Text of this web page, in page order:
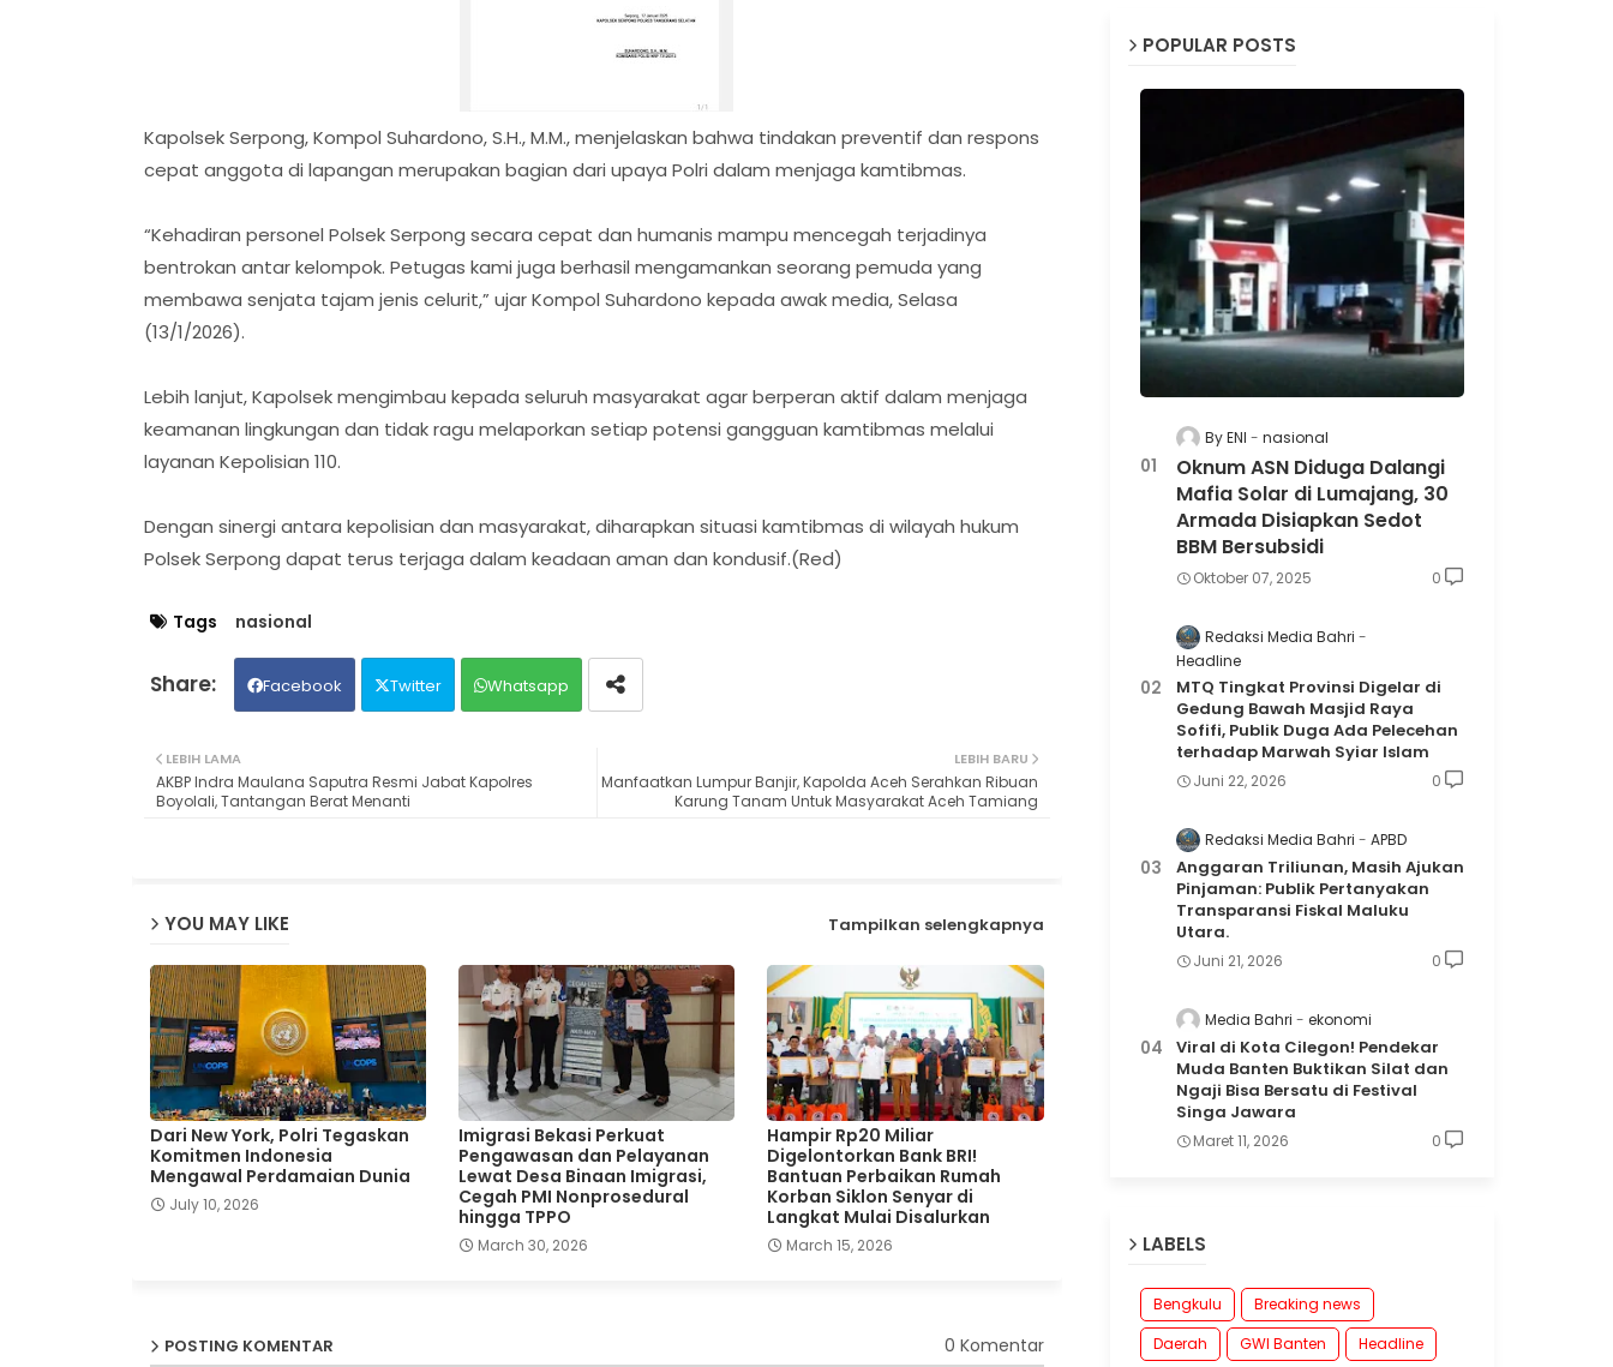
Kapolsek Serpong, Kompol Suhardono, S.H., M.M., menjelaskan bahwa tindakan preventif dan respons
cepat anggota di lapangan merupakan bagian dari upaya Polri dalam menjaga kamtibmas.
“Kehadiran personel Polsek Serpong secara cepat dan humanis mampu mencegah terjadinya
bentrokan antar kelompok. Petugas kami juga berhasil mengamankan seorang pemuda yang
membawa senjata tajam jenis celurit,” ujar Kompol Suhardono kepada awak media, Selasa
(13/1/2026).
Lebih lanjut, Kapolsek mengimbau kepada seluruh masyarakat agar berperan aktif dalam menjaga
keamanan lingkungan dan tidak ragu melaporkan setiap potensi gangguan kamtibmas melalui
layanan Kepolisian 110.
Dengan sinergi antara kepolisian dan masyarakat, diharapkan situasi kamtibmas di wilayah hukum
Polsek Serpong dapat terus terjaga dalam keadaan aman dan kondusif.(Red)
Tags nasional
Facebook Twitter Whatsapp
LEBIH BARU
Manfaatkan Lumpur Banjir, Kapolda Aceh Serahkan Ribuan
Karung Tanam Untuk Masyarakat Aceh Tamiang
LEBIH LAMA
AKBP Indra Maulana Saputra Resmi Jabat Kapolres
Boyolali, Tantangan Berat Menanti
YOU MAY LIKE Tampilkan selengkapnya
Dari New York, Polri Tegaskan
Komitmen Indonesia
Mengawal Perdamaian Dunia
July 10, 2026
Imigrasi Bekasi Perkuat
Pengawasan dan Pelayanan
Lewat Desa Binaan Imigrasi,
Cegah PMI Nonprosedural
hingga TPPO
March 30, 2026
Hampir Rp20 Miliar
Digelontorkan Bank BRI!
Bantuan Perbaikan Rumah
Korban Siklon Senyar di
Langkat Mulai Disalurkan
March 15, 2026
POSTING KOMENTAR 0 Komentar
POPULAR POSTS
By ENI nasional
Oknum ASN Diduga Dalangi
Mafia Solar di Lumajang, 30
Armada Disiapkan Sedot
BBM Bersubsidi
Oktober 07, 2025 0
Redaksi Media Bahri
Headline
MTQ Tingkat Provinsi Digelar di
Gedung Bawah Masjid Raya
Sofifi, Publik Duga Ada Pelecehan
terhadap Marwah Syiar Islam
Juni 22, 2026 0
Redaksi Media Bahri APBD
Anggaran Triliunan, Masih Ajukan
Pinjaman: Publik Pertanyakan
Transparansi Fiskal Maluku
Utara.
Juni 21, 2026 0
Media Bahri ekonomi
Viral di Kota Cilegon! Pendekar
Muda Banten Buktikan Silat dan
Ngaji Bisa Bersatu di Festival
Singa Jawara
Maret 11, 2026 0
LABELS
Bengkulu
Breaking news
Daerah
GWI Banten Headline